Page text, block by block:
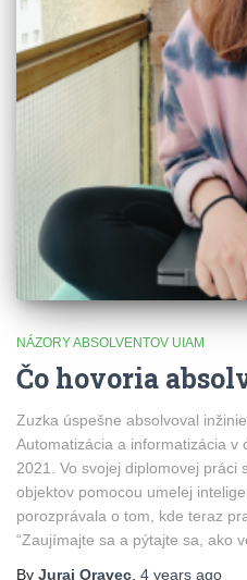
NÁZORY ABSOLVENTOV UIAM
Čo hovoria
Zuzka úspešne absolvoval
Automatizácia a informatizácia v
2021. Vo svojej diplomovej práci
objektov pomocou umelej
porozprávala o tom, kde teraz
“Zaujímajte sa a pýtajte sa, ako
By Juraj Oravec 4 years ago